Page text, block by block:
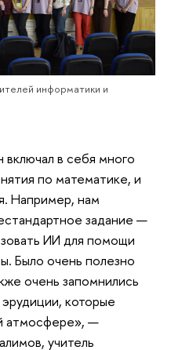
информатики и
в себя много
по математике, и
Например, нам
задание —
ИИ для помощи
Было очень полезно
очень запомнились
которые
атмосфере», —
учитель